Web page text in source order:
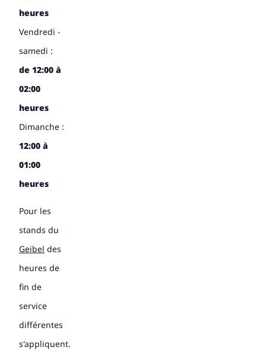
heures
Vendredi -
samedi :
de 12:00 à
02:00
heures
Dimanche :
12:00 à
01:00
heures
Pour les
stands du
Geibel des
heures de
fin de
service
différentes
s'appliquent.